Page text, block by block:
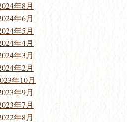
年8月
年6月
年5月
年4月
年3月
年2月
年10月
年9月
年7月
年8月